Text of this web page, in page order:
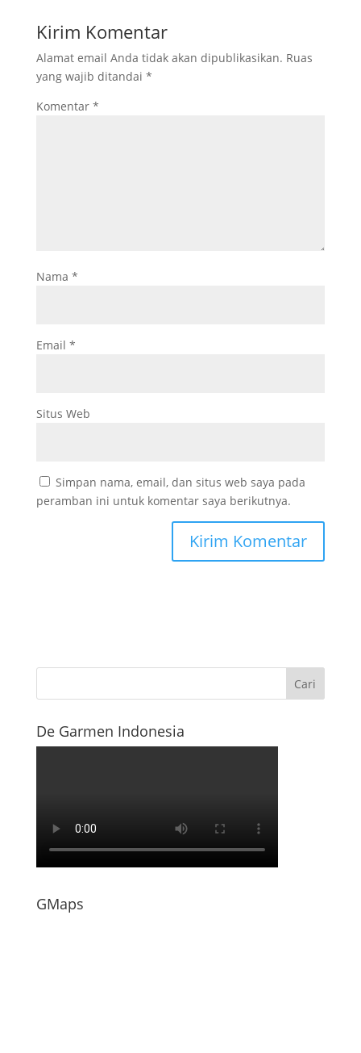
Kirim Komentar
Alamat email Anda tidak akan dipublikasikan. Ruas
yang wajib ditandai *
Komentar *
Nama *
Email *
Situs Web
Simpan nama, email, dan situs web saya pada
peramban ini untuk komentar saya berikutnya.
De Garmen Indonesia
GMaps